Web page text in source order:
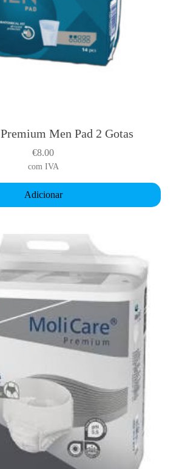
Men Pad 2 Gotas
€8.00
com IVA
Adicionar